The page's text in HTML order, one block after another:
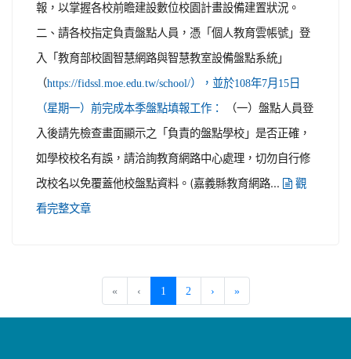
報，以掌握各校前瞻建設數位校園計畫設備建置狀況。
二、請各校指定負責盤點人員，憑「個人教育雲帳號」登
入「教育部校園智慧網路與智慧教室設備盤點系統」
（https://fidssl.moe.edu.tw/school/），並於108年7月15日
（星期一）前完成本季盤點填報工作：
（一）盤點人員登
入後請先檢查畫面顯示之「負責的盤點學校」是否正確，
如學校校名有誤，請洽詢教育網路中心處理，切勿自行修
改校名以免覆蓋他校盤點資料。(嘉義縣教育網路...
觀
看完整文章
« ‹ 1 (current)
2 › »